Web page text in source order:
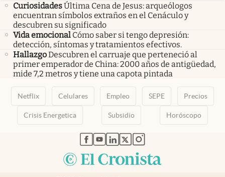
CuriosidadesÚltima Cena de Jesus: arqueólogos
encuentran símbolos extraños en el Cenáculo y
descubren su significado
Vida emocional Cómo saber si tengo depresión:
detección, síntomas y tratamientos efectivos.
HallazgoDescubren el carruaje que perteneció al
primer emperador de China: 2000 años de antigüedad,
mide 7,2 metros y tiene una capota pintada
Netflix Celulares Empleo SEPE Precios
Crisis Energetica Subsidio Horóscopo
abre en nueva pestaña
abre en nueva pestaña
abre en nueva pestaña
abre en nueva pestaña
abre en nueva pestaña